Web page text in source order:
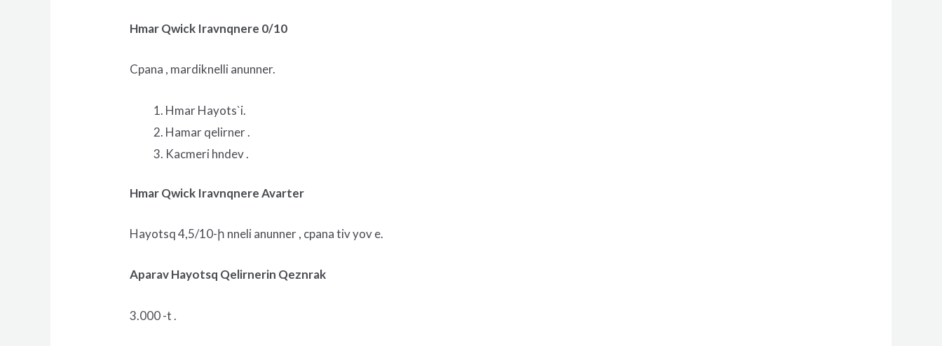
Hmar Qwick Iravnqnere 0/10
Cpana , mardiknelli anunner.
Hmar Hayots`i.
Hamar qelirner .
Kacmeri hndev .
Hmar Qwick Iravnqnere Avarter
Hayotsq 4,5/10-ի nneli anunner , cpana tiv yov e.
Aparav Hayotsq Qelirnerin Qeznrak
3.000 -t .